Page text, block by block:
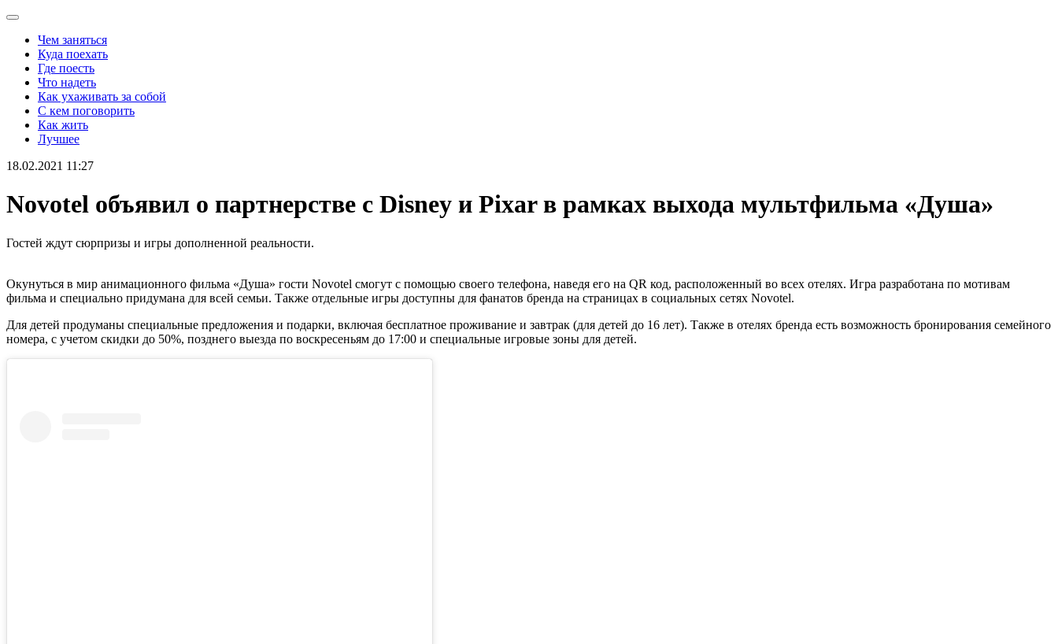
Чем заняться
Куда поехать
Где поесть
Что надеть
Как ухаживать за собой
С кем поговорить
Как жить
Лучшее
18.02.2021 11:27
Novotel объявил о партнерстве с Disney и Pixar в рамках выхода мультфильма «Душа»
Гостей ждут сюрпризы и игры дополненной реальности.
Окунуться в мир анимационного фильма «Душа» гости Novotel смогут с помощью своего телефона, наведя его на QR код, расположенный во всех отелях. Игра разработана по мотивам
фильма и специально придумана для всей семьи. Также отдельные игры доступны для фанатов бренда на страницах в социальных сетях Novotel.
Для детей продуманы специальные предложения и подарки, включая бесплатное проживание и завтрак (для детей до 16 лет). Также в отелях бренда есть возможность бронирования семейного
номера, с учетом скидки до 50%, позднего выезда по воскресеньям до 17:00 и специальные игровые зоны для детей.